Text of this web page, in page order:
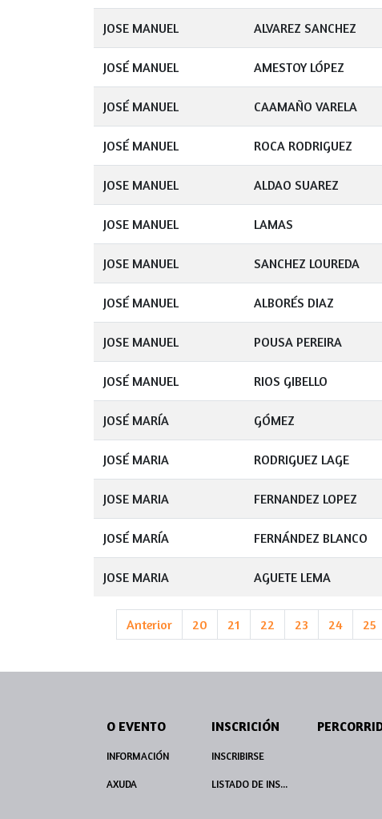
JOSE MANUEL ALVAREZ SANCHEZ
JOSÉ MANUEL AMESTOY LÓPEZ
JOSÉ MANUEL CAAMAÑO VARELA
JOSÉ MANUEL ROCA RODRIGUEZ
JOSE MANUEL ALDAO SUAREZ
JOSE MANUEL LAMAS
JOSE MANUEL SANCHEZ LOUREDA
JOSÉ MANUEL ALBORÉS DIAZ
JOSE MANUEL POUSA PEREIRA
JOSÉ MANUEL RIOS GIBELLO
JOSÉ MARÍA GÓMEZ
JOSÉ MARIA RODRIGUEZ LAGE
JOSE MARIA FERNANDEZ LOPEZ
JOSÉ MARÍA FERNÁNDEZ BLANCO
JOSE MARIA AGUETE LEMA
Anterior 20 21 22 23 24 25
O EVENTO
INFORMACIÓN
AXUDA
INSCRICIÓN
INSCRIBIRSE
LISTADO DE INSCRITOS